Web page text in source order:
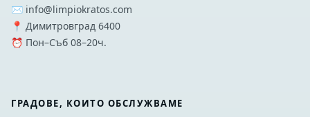
✉️ info@limpiokratos.com
📍 Димитровград 6400
⏰ Пон–Съб 08–20ч.
ГРАДОВЕ, КОИТО ОБСЛУЖВАМЕ